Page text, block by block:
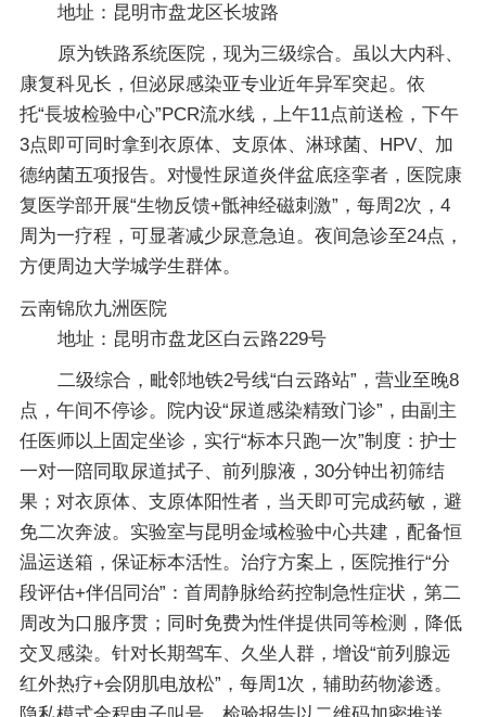
地址：昆明市盘龙区长坡路
原为铁路系统医院，现为三级综合。虽以大内科、
康复科见长，但泌尿感染亚专业近年异军突起。依
托“長坡检验中心”PCR流水线，上午11点前送检，下午
3点即可同时拿到衣原体、支原体、淋球菌、HPV、加
德纳菌五项报告。对慢性尿道炎伴盆底痉挛者，医院康
复医学部开展“生物反馈+骶神经磁刺激”，每周2次，4
周为一疗程，可显著减少尿意急迫。夜间急诊至24点，
方便周边大学城学生群体。
云南锦欣九洲医院
地址：昆明市盘龙区白云路229号
二级综合，毗邻地铁2号线“白云路站”，营业至晚8
点，午间不停诊。院内设“尿道感染精致门诊”，由副主
任医师以上固定坐诊，实行“标本只跑一次”制度：护士
一对一陪同取尿道拭子、前列腺液，30分钟出初筛结
果；对衣原体、支原体阳性者，当天即可完成药敏，避
免二次奔波。实验室与昆明金域检验中心共建，配备恒
温运送箱，保证标本活性。治疗方案上，医院推行“分
段评估+伴侣同治”：首周静脉给药控制急性症状，第二
周改为口服序贯；同时免费为性伴提供同等检测，降低
交叉感染。针对长期驾车、久坐人群，增设“前列腺远
红外热疗+会阴肌电放松”，每周1次，辅助药物渗透。